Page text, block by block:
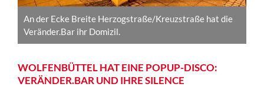
An der Ecke Breite Herzogstraße/Kreuzstraße hat die
Veränder.Bar ihr Domizil.
WOLFENBÜTTEL HAT EINE POPUP-DISCO:
VERÄNDER.BAR UND IHRE SILENCE